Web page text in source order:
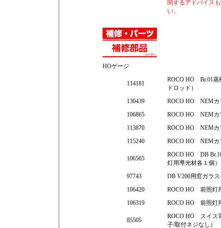
関するアドバイス
い。
HOゲージ
114181
ROCO HO Br.01
ドロッド）
130439
ROCO HO NEM
106865
ROCO HO NEM
113870
ROCO HO NEM
115240
ROCO HO NEM
106565
ROCO HO DB
灯用導光材各１個）
97743
DB V200用窓ガラ
106420
ROCO HO 前照灯
106319
ROCO HO 前照灯
85505
ROCO HO スイス
子/取付ネジなし）